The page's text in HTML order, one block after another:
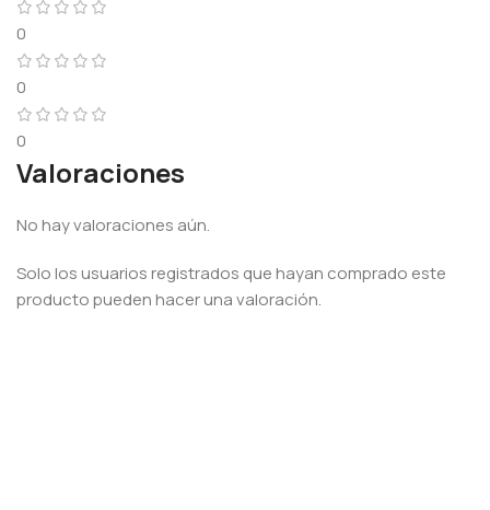
0
0
0
Valoraciones
No hay valoraciones aún.
Solo los usuarios registrados que hayan comprado este
producto pueden hacer una valoración.